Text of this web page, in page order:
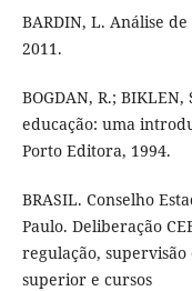
BARDIN, L. Análise
2011.
BOGDAN, R.;
educação: uma
Porto Editora, 1994.
BRASIL. Conselho
Paulo. Deliberação
regulação,
superior e cursos